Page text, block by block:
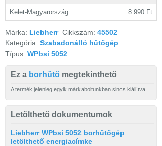
Kelet-Magyarország 8 990 Ft
Márka: LiebherrCikkszám: 45502
Kategória: Szabadonálló hűtőgép
Típus: WPbsi 5052
Ez a borhűtő megtekinthető
A termék jelenleg egyik márkaboltunkban sincs kiállítva.
Letölthető dokumentumok
Liebherr WPbsi 5052 borhűtőgép
letölthető energiacímke